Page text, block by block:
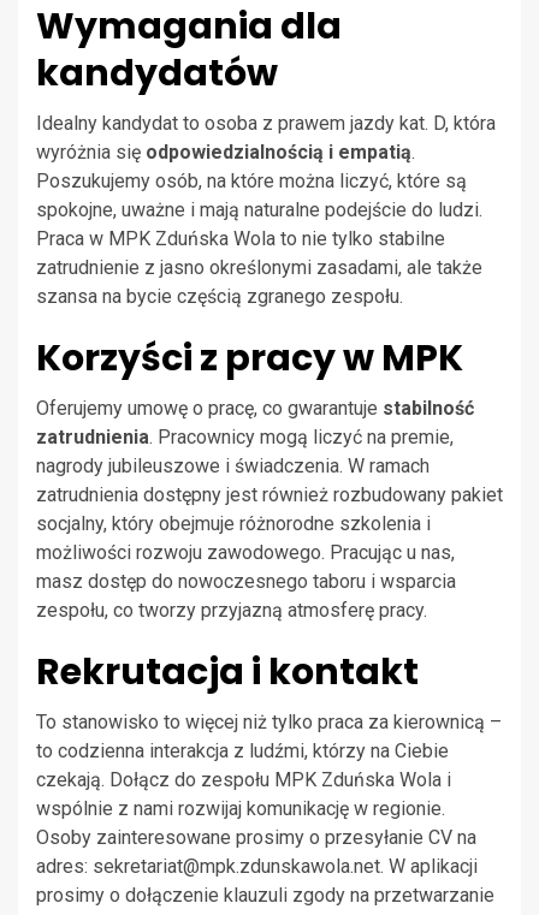
Wymagania dla
kandydatów
Idealny kandydat to osoba z prawem jazdy kat. D, która
wyróżnia się odpowiedzialnością i empatią.
Poszukujemy osób, na które można liczyć, które są
spokojne, uważne i mają naturalne podejście do ludzi.
Praca w MPK Zduńska Wola to nie tylko stabilne
zatrudnienie z jasno określonymi zasadami, ale także
szansa na bycie częścią zgranego zespołu.
Korzyści z pracy w MPK
Oferujemy umowę o pracę, co gwarantuje stabilność
zatrudnienia. Pracownicy mogą liczyć na premie,
nagrody jubileuszowe i świadczenia. W ramach
zatrudnienia dostępny jest również rozbudowany pakiet
socjalny, który obejmuje różnorodne szkolenia i
możliwości rozwoju zawodowego. Pracując u nas,
masz dostęp do nowoczesnego taboru i wsparcia
zespołu, co tworzy przyjazną atmosferę pracy.
Rekrutacja i kontakt
To stanowisko to więcej niż tylko praca za kierownicą –
to codzienna interakcja z ludźmi, którzy na Ciebie
czekają. Dołącz do zespołu MPK Zduńska Wola i
wspólnie z nami rozwijaj komunikację w regionie.
Osoby zainteresowane prosimy o przesyłanie CV na
adres: sekretariat@mpk.zdunskawola.net. W aplikacji
prosimy o dołączenie klauzuli zgody na przetwarzanie